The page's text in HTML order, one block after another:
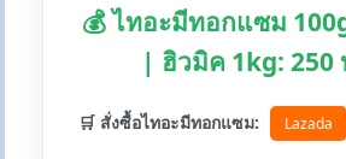
💰 ไทอะมีทอกแซม
| ฮิวมิค 1kg: 250
🛒 สั่งซื้อไทอะมีทอกแซม: Lazada